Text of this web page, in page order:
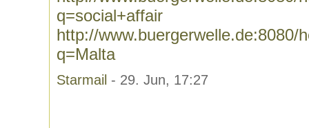
q=social+affair
http://www.buergerwelle.de:8080/
q=Malta
Starmail - 29. Jun, 17:27